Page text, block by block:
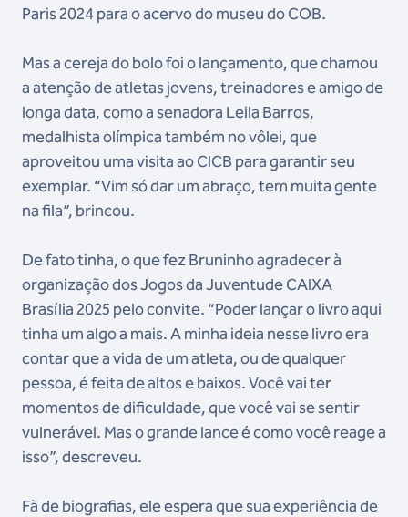
Paris 2024 para o acervo do museu do COB.
Mas a cereja do bolo foi o lançamento, que chamou
a atenção de atletas jovens, treinadores e amigo de
longa data, como a senadora Leila Barros,
medalhista olímpica também no vôlei, que
aproveitou uma visita ao CICB para garantir seu
exemplar. “Vim só dar um abraço, tem muita gente
na fila”, brincou.
De fato tinha, o que fez Bruninho agradecer à
organização dos Jogos da Juventude CAIXA
Brasília 2025 pelo convite. “Poder lançar o livro aqui
tinha um algo a mais. A minha ideia nesse livro era
contar que a vida de um atleta, ou de qualquer
pessoa, é feita de altos e baixos. Você vai ter
momentos de dificuldade, que você vai se sentir
vulnerável. Mas o grande lance é como você reage a
isso”, descreveu.
Fã de biografias, ele espera que sua experiência de